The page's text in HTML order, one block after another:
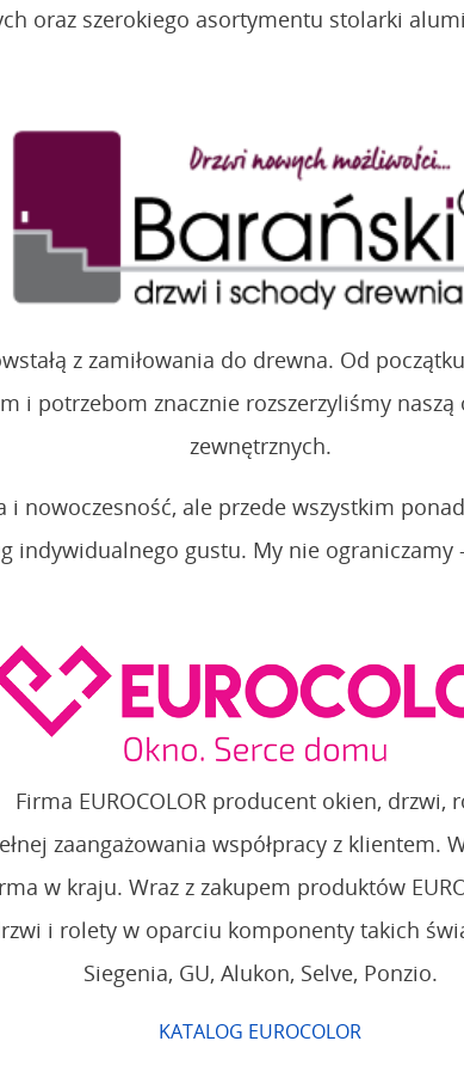
oraz szerokiego asortymentu stolarki
z zamiłowania do drewna. Od
i potrzebom znacznie rozszerzyliśmy
zewnętrznych.
nowoczesność, ale przede wszystkim
indywidualnego gustu. My nie
Firma EUROCOLOR producent okien, drzwi,
zaangażowania współpracy z
w kraju. Wraz z zakupem produktów
i rolety w oparciu komponenty takich
Siegenia, GU, Alukon, Selve, Ponzio.
KATALOG EUROCOLOR